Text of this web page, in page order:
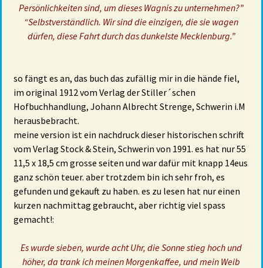
Persönlichkeiten sind, um dieses Wagnis zu unternehmen?”
“Selbstverständlich. Wir sind die einzigen, die sie wagen
dürfen, diese Fahrt durch das dunkelste Mecklenburg.”
so fängt es an, das buch das zufällig mir in die hände fiel,
im original 1912 vom Verlag der Stiller´schen
Hofbuchhandlung, Johann Albrecht Strenge, Schwerin i.M
herausbebracht.
meine version ist ein nachdruck dieser historischen schrift
vom Verlag Stock & Stein, Schwerin von 1991. es hat nur 55
11,5 x 18,5 cm grosse seiten und war dafür mit knapp 14eus
ganz schön teuer. aber trotzdem bin ich sehr froh, es
gefunden und gekauft zu haben. es zu lesen hat nur einen
kurzen nachmittag gebraucht, aber richtig viel spass
gemacht!:
Es wurde sieben, wurde acht Uhr, die Sonne stieg hoch und
höher, da trank ich meinen Morgenkaffee, und mein Weib